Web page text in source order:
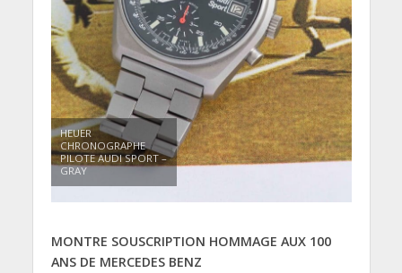
HEUER
CHRONOGRAPHE
PILOTE AUDI SPORT –
GRAY
MONTRE SOUSCRIPTION HOMMAGE AUX 100
ANS DE MERCEDES BENZ